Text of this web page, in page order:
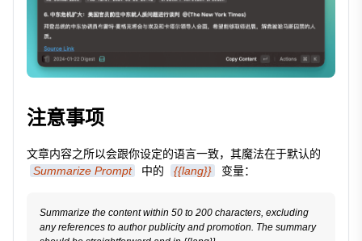
注意事项
文章内容之所以会跟你设定的语言一致，其魔法在于默认的
Summarize Prompt
中的 {{lang}} 变量：
Summarize the content within 50 to 200 characters, excluding
any references to author publicity and promotion. The summary